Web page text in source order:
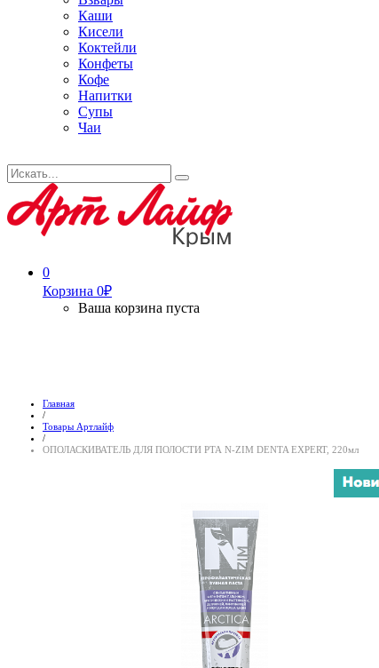
Каши
Кисели
Коктейли
Конфеты
Кофе
Напитки
Супы
Чаи
Search
0
Корзина 0₽
Ваша корзина пуста
Главная
/
Товары Артлайф
/
ОПОЛАСКИВАТЕЛЬ ДЛЯ ПОЛОСТИ РТА N-ZIM DENTA EXPERT, 220мл